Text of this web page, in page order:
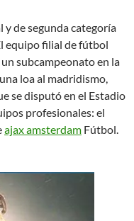
y de segunda categoría
equipo filial de fútbol
subcampeonato en la
loa al madridismo,
se disputó en el Estadio
profesionales: el
ajax amsterdam Fútbol.